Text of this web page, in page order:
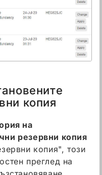
копия
на
резервни копия
копия", този
преглед на